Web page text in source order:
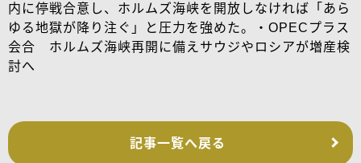
内に停戦合意し、ホルムズ海峡を開放しなければ「あら
ゆる地獄が降り注ぐ」と圧力を強めた。・OPECプラス
会合 ホルムズ海峡再開に備えサウジやロシアが増産検
討へ
記事一覧へ戻る